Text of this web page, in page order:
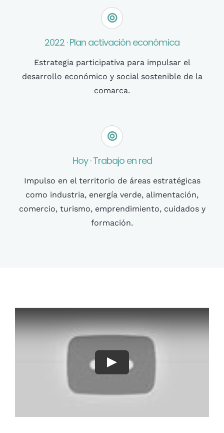
2022 · Plan activación económica
Estrategia participativa para impulsar el
desarrollo económico y social sostenible de la
comarca.
Hoy · Trabajo en red
Impulso en el territorio de áreas estratégicas
como industria, energía verde, alimentación,
comercio, turismo, emprendimiento, cuidados y
formación.